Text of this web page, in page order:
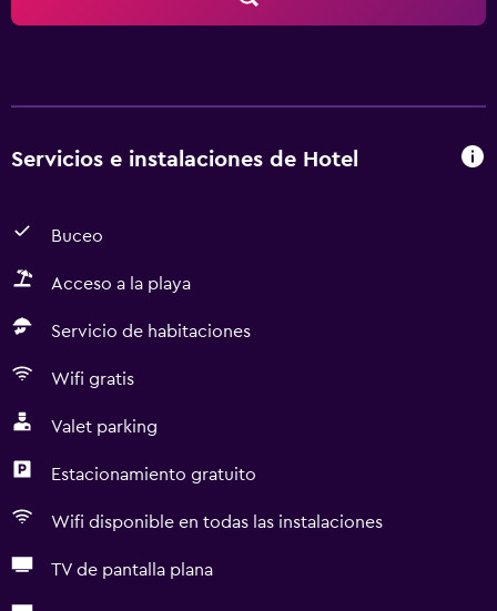
Servicios e instalaciones de Hotel
Buceo
Acceso a la playa
Servicio de habitaciones
Wifi gratis
Valet parking
Estacionamiento gratuito
Wifi disponible en todas las instalaciones
TV de pantalla plana